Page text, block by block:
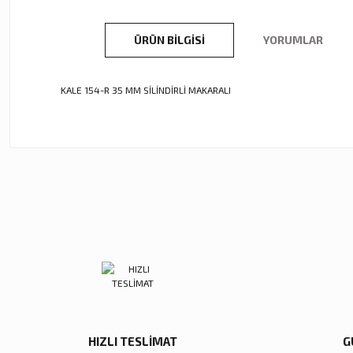
ÜRÜN BILGISI YORUMLAR
KALE 154-R 35 MM SİLİNDİRLİ MAKARALI
Bu ürüne benzer farklı alternatifler olmalı.
HIZLI TESLİMAT